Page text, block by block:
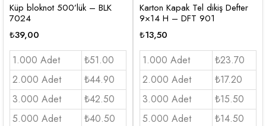
Küp bloknot 500’lük – BLK
7024
₺39,00
1.000 Adet
₺51.00
2.000 Adet
₺44.90
3.000 Adet
₺42.50
5.000 Adet
₺40.50
Karton Kapak Tel dikiş Defter
9×14 H – DFT 901
₺13,50
1.000 Adet
₺23.70
2.000 Adet
₺17.20
3.000 Adet
₺15.50
5.000 Adet
₺14.50